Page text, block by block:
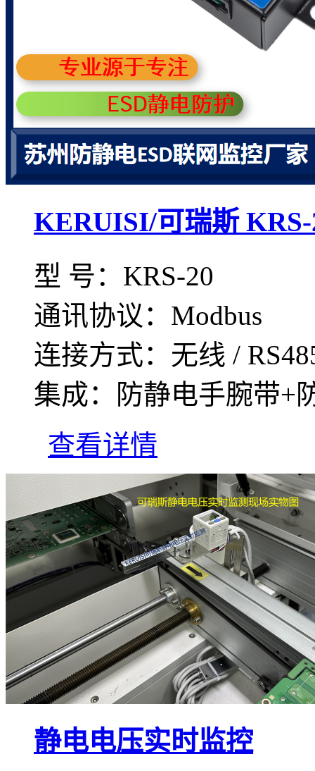
KERUISI/可瑞斯
型 号：KRS-20
通讯协议：Modbus
连接方式：无线 /
集成：防静电手腕带+
查看详情
静电电压实时监控